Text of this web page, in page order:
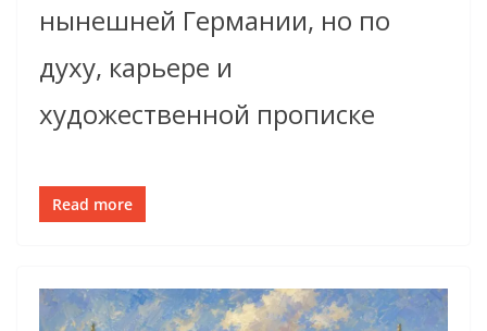
нынешней Германии, но по
духу, карьере и
художественной прописке
Read more